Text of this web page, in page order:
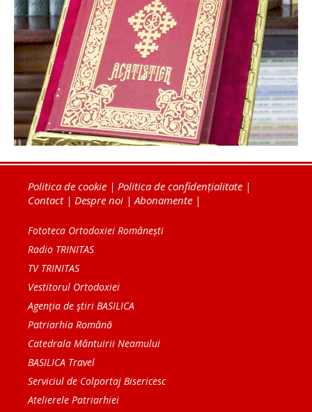
Politica de cookie | Politica de confidențialitate |
Contact| Despre noi | Abonamente |
Fototeca Ortodoxiei Românești
Radio TRINITAS
TV TRINITAS
Vestitorul Ortodoxiei
Agenţia de ştiri BASILICA
Patriarhia Română
Catedrala Mântuirii Neamului
BASILICA Travel
Serviciul de Colportaj Bisericesc
Atelierele Patriarhiei